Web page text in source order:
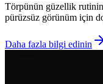
Törpünün güzellik
pürüzsüz görünüm için
Daha fazla bilgi edinin